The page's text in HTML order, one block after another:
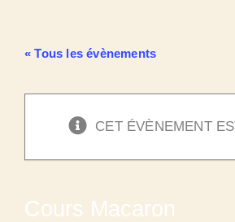
« Tous les évènements
CET ÉVÈNEMENT
Cours Macaron